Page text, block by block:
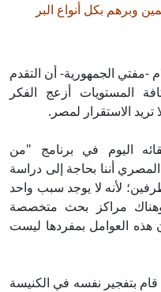
بكل أنواع البر
الجمهورية- أن التقدم
أزعج الفكر
الاستقرار لمصر.
اليوم في برنامج "من
أننا بحاجة إلى دراسة
لأنه لا يوجد سبب واحد
مراكز بحث متخصصة
بمفردها ليست
بتفجير نفسه في الكنيسة